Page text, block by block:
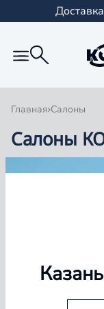
Главная Салоны
Салоны
Группа
Казань